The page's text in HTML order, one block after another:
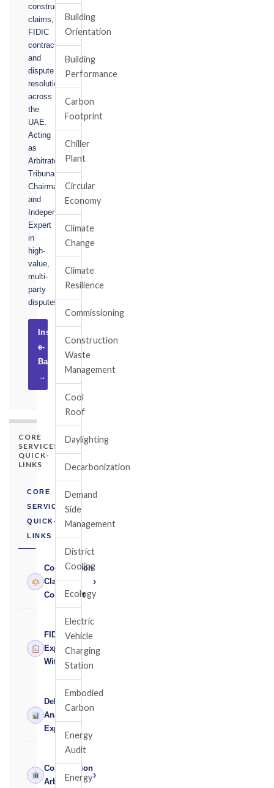
construction
claims,
FIDIC
contracts,
and
dispute
resolution
across
the
UAE.
Acting
as
Arbitrator,
Tribunal
Chairman,
and
Independent
Expert
in
high-
value,
multi-
party
disputes.
Instruct
e-
Basel
→
CORE
SERVICES
QUICK-
LINKS
CORE
SERVICES
QUICK-
LINKS
Construction
Claims
Consultant
›
FIDIC
Expert
Witness
›
Delay
Analysis
Expert
Construction
Arbitrator
›
Building
Orientation
Building
Performance
Carbon
Footprint
Chiller
Plant
Circular
Economy
Climate
Change
Climate
Resilience
Commissioning
Construction
Waste
Management
Cool
Roof
Daylighting
Decarbonization
Demand
Side
Management
District
Cooling
Ecology
Electric
Vehicle
Charging
Station
Embodied
Carbon
Energy
Audit
Energy